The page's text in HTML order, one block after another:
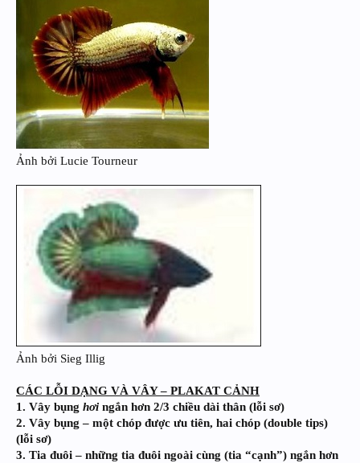
Ảnh bởi Lucie Tourneur
Ảnh bởi Sieg Illig
CÁC LỖI DẠNG VÀ VÂY – PLAKAT CẢNH
1. Vây bụng hơi ngắn hơn 2/3 chiều dài thân (lỗi sơ)
2. Vây bụng – một chóp được ưu tiên, hai chóp (double tips)
(lỗi sơ)
3. Tia đuôi – những tia đuôi ngoài cùng (tia “cạnh”) ngắn hơn